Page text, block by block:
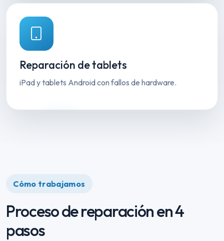
Reparación de tablets
iPad y tablets Android con fallos de hardware.
Cómo trabajamos
Proceso de reparación en 4
pasos